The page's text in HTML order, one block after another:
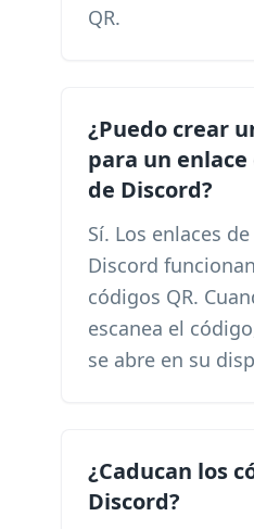
QR.
¿Puedo crear
para un
de Discord?
Sí. Los enlaces
Discord
códigos QR.
escanea el
se abre en su
¿Caducan los
Discord?